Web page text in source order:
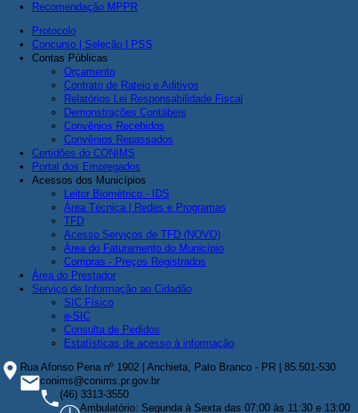
Recomendação MPPR
Protocolo
Concurso | Seleção | PSS
Contas Públicas
Orçamento
Contrato de Rateio e Aditivos
Relatórios Lei Responsabilidade Fiscal
Demonstrações Contábeis
Convênios Recebidos
Convênios Repassados
Certidões do CONIMS
Portal dos Empregados
Acessos dos Municípios
Leitor Biométrico - IDS
Área Técnica | Redes e Programas
TFD
Acesso Serviços de TFD (NOVO)
Área do Faturamento do Município
Compras - Preços Registrados
Área do Prestador
Serviço de Informação ao Cidadão
SIC Físico
e-SIC
Consulta de Pedidos
Estatísticas de acesso à informação
Rua Afonso Pena nº 1902 | Anchieta, Pato Branco - PR | 85.501-530
conims@conims.pr.gov.br
(46) 3313-3550
Ambulatório: Segunda à Sexta das 07:00 às 11:30 e 13:00